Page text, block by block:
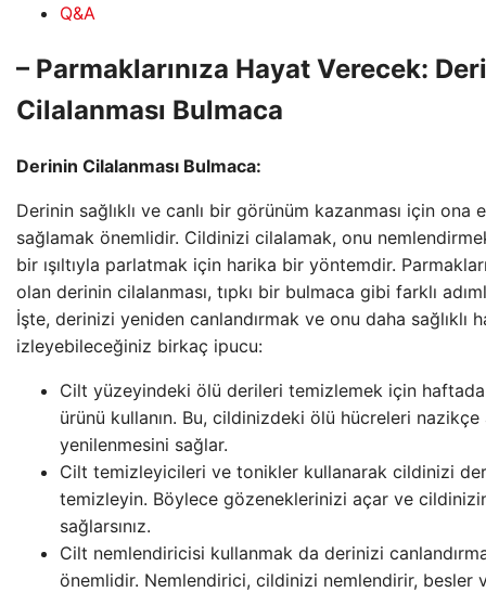
Q&A
– Parmaklarınıza Hayat Verecek:
Cilalanması Bulmaca
Derinin Cilalanması Bulmaca:
Derinin sağlıklı ve canlı bir görünüm kazanması için ona
sağlamak önemlidir. Cildinizi cilalamak, onu
bir ışıltıyla parlatmak için harika bir yöntemdir.
olan derinin cilalanması, tıpkı bir bulmaca gibi farklı
İşte, derinizi yeniden canlandırmak ve onu daha sağlıklı
izleyebileceğiniz birkaç ipucu:
Cilt yüzeyindeki ölü derileri temizlemek için
ürünü kullanın. Bu, cildinizdeki ölü hücreleri nazikçe
yenilenmesini sağlar.
Cilt temizleyicileri ve tonikler kullanarak cildinizi
temizleyin. Böylece gözeneklerinizi açar ve cildinizin
sağlarsınız.
Cilt nemlendiricisi kullanmak da derinizi
önemlidir. Nemlendirici, cildinizi nemlendirir, besler